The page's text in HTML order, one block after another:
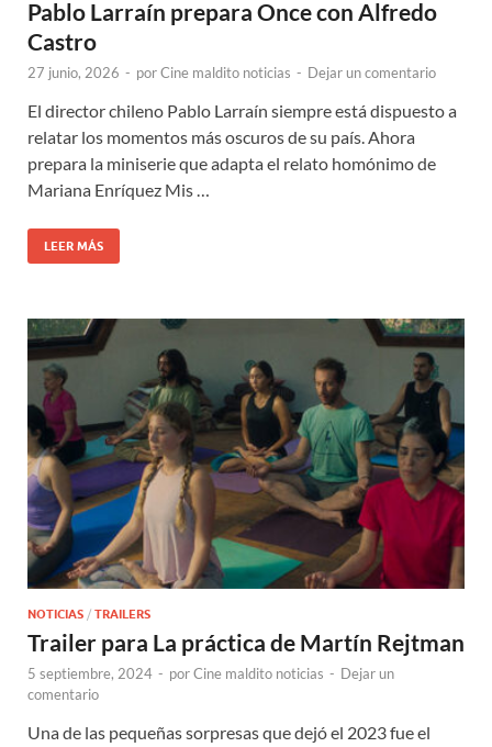
Pablo Larraín prepara Once con Alfredo
Castro
27 junio, 2026 - porCine maldito noticias - Dejar un comentario
El director chileno Pablo Larraín siempre está dispuesto a
relatar los momentos más oscuros de su país. Ahora
prepara la miniserie que adapta el relato homónimo de
Mariana Enríquez Mis …
LEER MÁS
NOTICIAS / TRAILERS
Trailer para La práctica de Martín Rejtman
5 septiembre, 2024 - porCine maldito noticias - Dejar un
comentario
Una de las pequeñas sorpresas que dejó el 2023 fue el